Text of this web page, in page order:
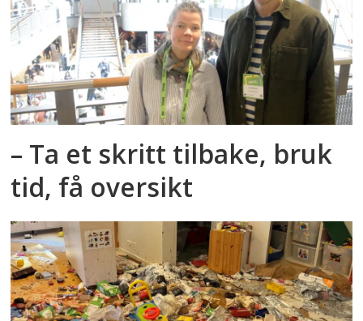
– Ta et skritt tilbake, bruk
tid, få oversikt